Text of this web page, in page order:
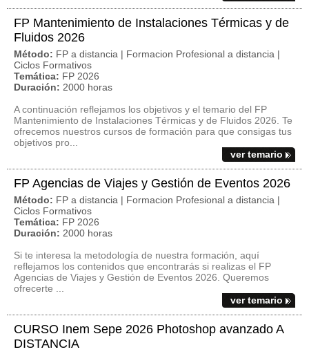
FP Mantenimiento de Instalaciones Térmicas y de
Fluidos 2026
Método: FP a distancia | Formacion Profesional a distancia |
Ciclos Formativos
Temática: FP 2026
Duración: 2000 horas
A continuación reflejamos los objetivos y el temario del FP
Mantenimiento de Instalaciones Térmicas y de Fluidos 2026. Te
ofrecemos nuestros cursos de formación para que consigas tus
objetivos pro...
ver temario
FP Agencias de Viajes y Gestión de Eventos 2026
Método: FP a distancia | Formacion Profesional a distancia |
Ciclos Formativos
Temática: FP 2026
Duración: 2000 horas
Si te interesa la metodología de nuestra formación, aquí
reflejamos los contenidos que encontrarás si realizas el FP
Agencias de Viajes y Gestión de Eventos 2026. Queremos
ofrecerte ...
ver temario
CURSO Inem Sepe 2026 Photoshop avanzado A
DISTANCIA